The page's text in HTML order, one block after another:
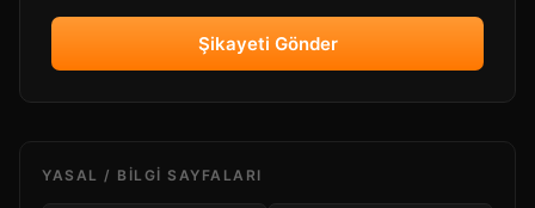
Şikayeti Gönder
YASAL / BILGI SAYFALARI